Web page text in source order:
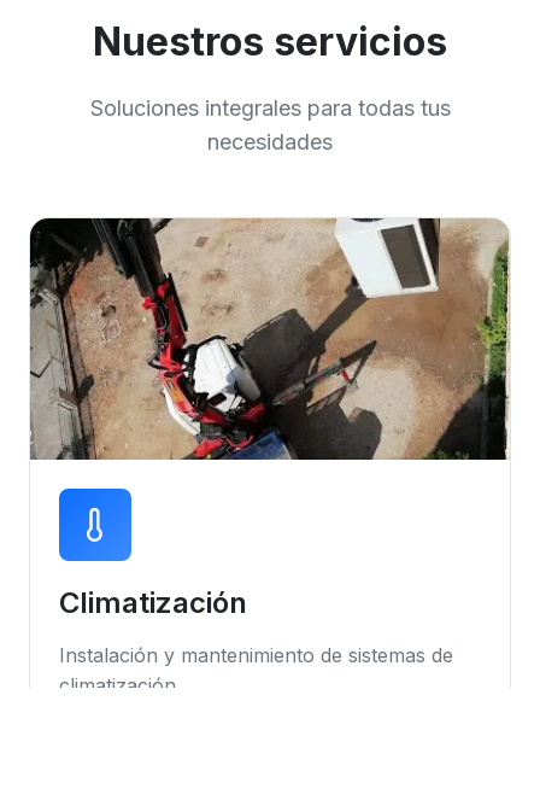
Nuestros servicios
Soluciones integrales para todas tus
necesidades
Climatización
Instalación y mantenimiento de sistemas de
climatización